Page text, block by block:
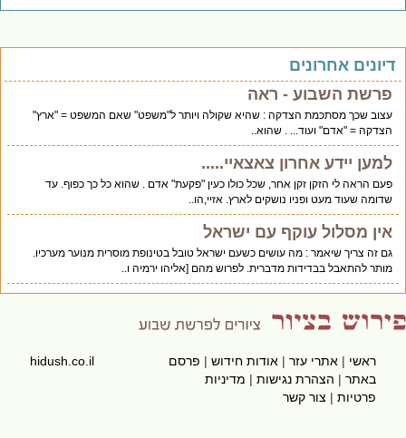
אחרונים
פרשת השבוע - ראה
עצוב שכך מסתכמת הצדקה : שהיא שקולה ויותר ל"משפט" שאם המשפט = "ארץ"
הצדקה = "אדם" ועוד... . שהוא..
למען יידע אחרון צאצאיי.....
פעם הראה לי הזקן זקן אחר, שכל כולו כעין "פקעת" אדם . שהוא כל כך כפוף. עד
שדומה שעוד מעט ופניו נושקים לארץ. אזיי,הו..
אין מסלול עוקף עם ישראל
גם זה צריך שיאמר : מה עושים כשעם ישראל טובל בטינופת מוסרית מנוער מערכיו.
מותר להתאבל בבדידות מדברית. לפרוש מהם [אליהו ירמיה ו..
ראשי|אתרי עזר|אודות חידוש|פרסם
באתר|הצהרת נגישות|מדיניות
פרטיות|צור קשר
hidush.co.il